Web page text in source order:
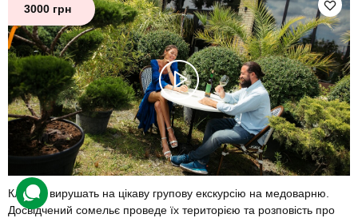
3000 грн
Клієнти вирушать на цікаву групову екскурсію на медоварню.
Досвідчений сомельє проведе їх територією та розповість про